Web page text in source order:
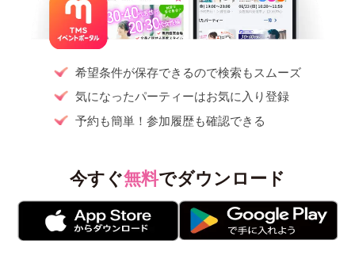
希望条件が保存できるので検索もスムーズ
気になったパーティーはお気に入り登録
予約も簡単！参加履歴も確認できる
今すぐ無料でダウンロード